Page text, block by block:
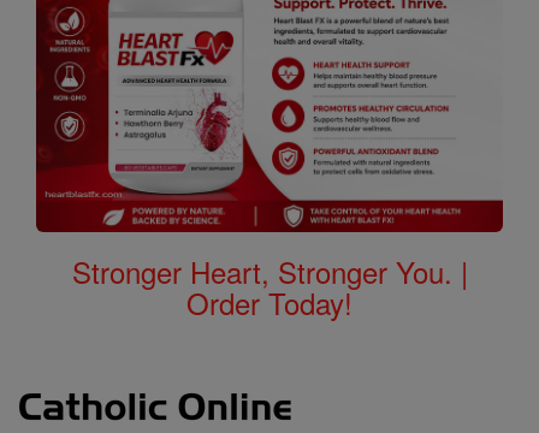
Stronger Heart, Stronger You. |
Order Today!